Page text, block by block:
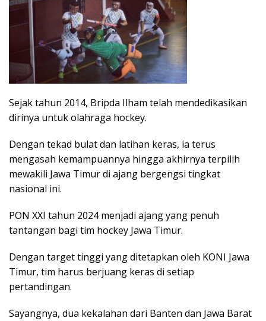
Sejak tahun 2014, Bripda Ilham telah mendedikasikan
dirinya untuk olahraga hockey.
Dengan tekad bulat dan latihan keras, ia terus
mengasah kemampuannya hingga akhirnya terpilih
mewakili Jawa Timur di ajang bergengsi tingkat
nasional ini.
PON XXI tahun 2024 menjadi ajang yang penuh
tantangan bagi tim hockey Jawa Timur.
Dengan target tinggi yang ditetapkan oleh KONI Jawa
Timur, tim harus berjuang keras di setiap
pertandingan.
Sayangnya, dua kekalahan dari Banten dan Jawa Barat